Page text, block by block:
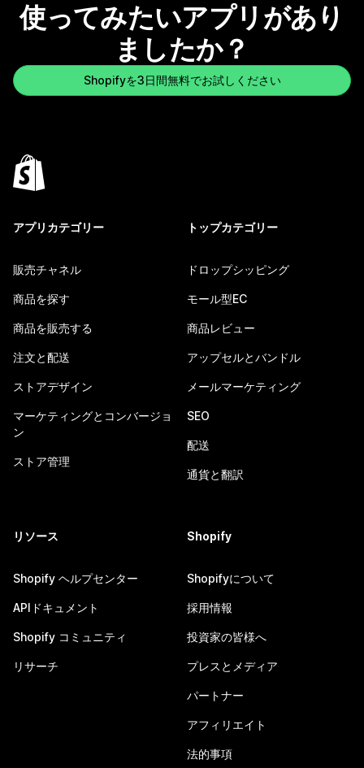
使ってみたいアプリがあり
ましたか？
Shopifyを3日間無料でお試しください
アプリカテゴリー
販売チャネル
商品を探す
商品を販売する
注文と配送
ストアデザイン
マーケティングとコンバージョ
ン
ストア管理
トップカテゴリー
ドロップシッピング
モール型EC
商品レビュー
アップセルとバンドル
メールマーケティング
SEO
配送
通貨と翻訳
リソース
Shopify ヘルプセンター
APIドキュメント
Shopify コミュニティ
リサーチ
Shopify
Shopifyについて
採用情報
投資家の皆様へ
プレスとメディア
パートナー
アフィリエイト
法的事項